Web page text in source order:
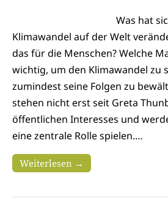
Was hat
Klimawandel auf der Welt
das für die Menschen? Welche
wichtig, um den Klimawandel zu
zumindest seine Folgen zu
stehen nicht erst seit Greta
öffentlichen Interesses und
eine zentrale Rolle spielen.…
Weiterlesen →